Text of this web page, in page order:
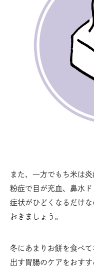
また、一方でもち米は
粉症で目が充血、鼻水
症状がひどくなるだけ
おきましょう。
冬にあまりお餅を食べ
出す胃腸のケアをおす